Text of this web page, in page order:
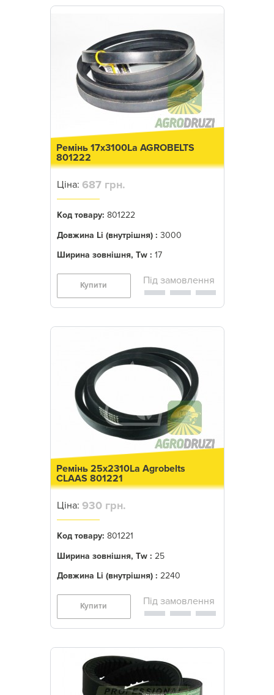
Ремінь 17x3100La AGROBELTS
801222
Ціна: 687 грн.
Код товару: 801222
Довжина Li (внутрішня) : 3000
Ширина зовнішня, Tw : 17
Купити
Ремінь 25x2310La Agrobelts
CLAAS 801221
Ціна: 930 грн.
Код товару: 801221
Ширина зовнішня, Tw : 25
Довжина Li (внутрішня) : 2240
Купити